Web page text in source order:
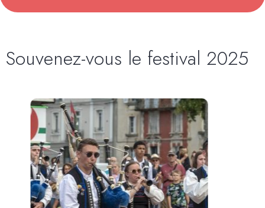
Souvenez-vous le festival 2025